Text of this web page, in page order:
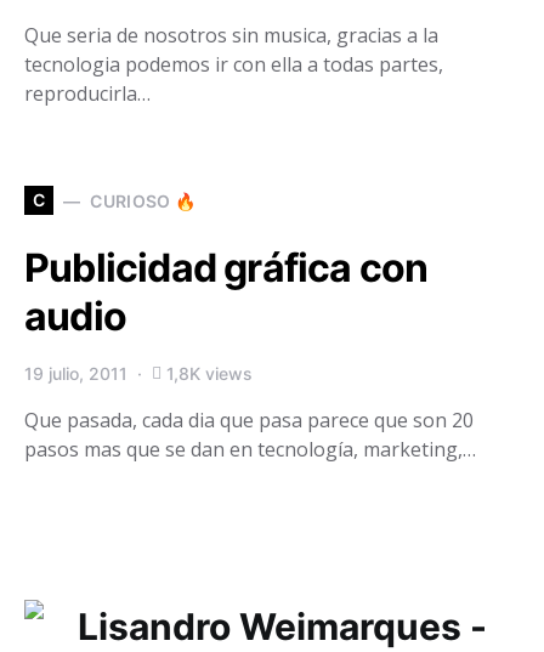
Que seria de nosotros sin musica, gracias a la
tecnologia podemos ir con ella a todas partes,
reproducirla…
C CURIOSO 🔥
Publicidad gráfica con
audio
19 julio, 2011 1,8K views
Que pasada, cada dia que pasa parece que son 20
pasos mas que se dan en tecnología, marketing,…